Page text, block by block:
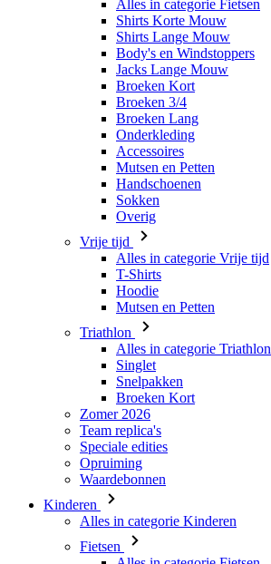
Alles in categorie Fietsen
Shirts Korte Mouw
Shirts Lange Mouw
Body's en Windstoppers
Jacks Lange Mouw
Broeken Kort
Broeken 3/4
Broeken Lang
Onderkleding
Accessoires
Mutsen en Petten
Handschoenen
Sokken
Overig
Vrije tijd
Alles in categorie Vrije tijd
T-Shirts
Hoodie
Mutsen en Petten
Triathlon
Alles in categorie Triathlon
Singlet
Snelpakken
Broeken Kort
Zomer 2026
Team replica's
Speciale edities
Opruiming
Waardebonnen
Kinderen
Alles in categorie Kinderen
Fietsen